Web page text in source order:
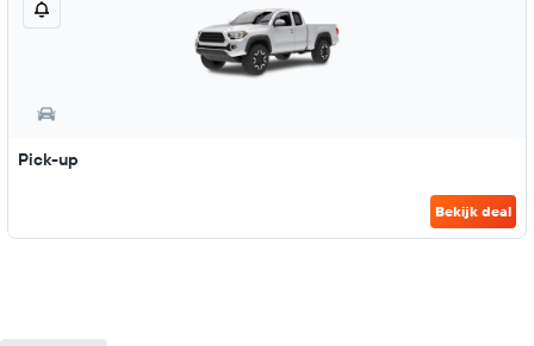
Pick-up
Bekijk deal